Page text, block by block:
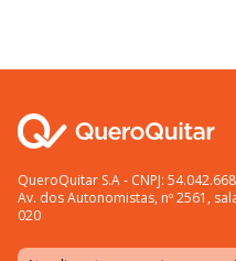
QueroQuitar S.A - CNPJ:
Av. dos Autonomistas, nº 2561,
020